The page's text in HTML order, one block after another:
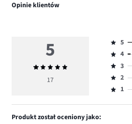
Opinie klientów
5
Średnia
ocena
17
Ocena
5,
ilość
głosów
16.
5
Ocena
4,
ilość
głosów
4
Ocena
3,
ilość
3
Ocena
2,
2
Ocena
1,
1
Produkt został oceniony jako: